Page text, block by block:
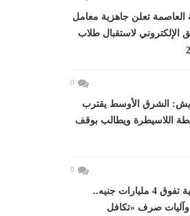
العاصمة تعلن جاهزية معامل
الإلكتروني لاستقبال طلاب
0
الشرق الأوسط يقترب
اللاسيطرة ويطالب بوقف
0
بميزانية تفوق 4 مليارات جنيه..
صرف «تكافل